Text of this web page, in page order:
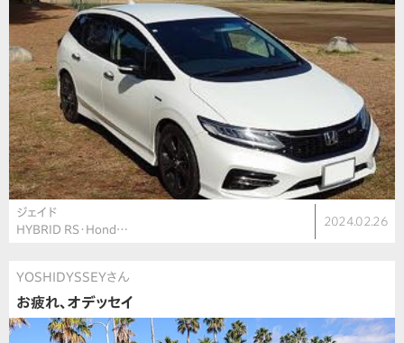
ジェイド
HYBRID RS・Hond…
2024.02.26
YOSHIDYSSEYさん
お疲れ、オデッセイ